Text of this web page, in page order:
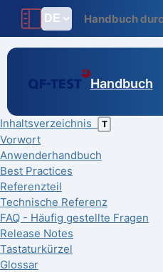
Handbuch
Inhaltsverzeichnis T
Vorwort
Anwenderhandbuch
Best Practices
Referenzteil
Technische Referenz
FAQ - Häufig gestellte Fragen
Release Notes
Tastaturkürzel
Glossar